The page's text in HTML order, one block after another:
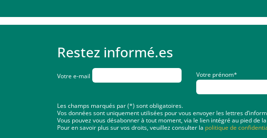
Restez informé.es
Votre e-mail Votre prénom*
Les champs marqués par (*) sont obligatoires.
Vos données sont uniquement utilisées pour vous envoyer les lettres
Vous pouvez vous désabonner à tout moment, via le lien intégré au pied de
Pour en savoir plus sur vos droits, veuillez consulter la politique de